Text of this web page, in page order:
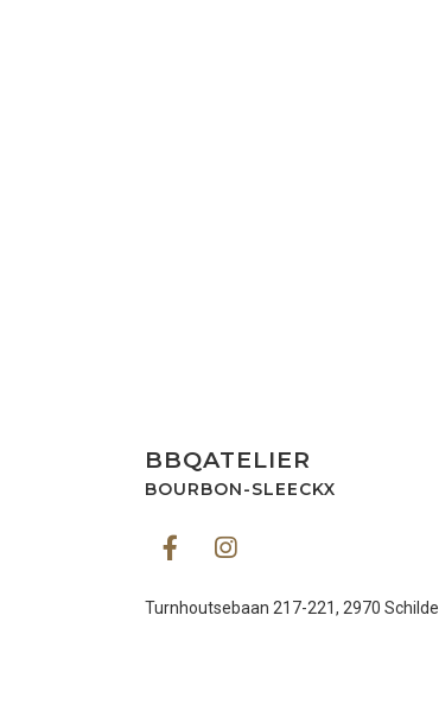
BBQATELIER
BOURBON-SLEECKX
Turnhoutsebaan 217-221, 2970 Schilde